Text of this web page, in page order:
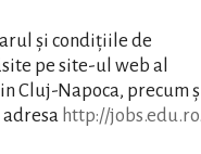
și condițiile de
pe site-ul web al
Cluj-Napoca, precum
http://jobs.edu.ro